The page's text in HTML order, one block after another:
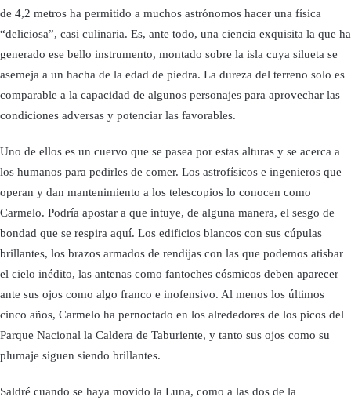
de 4,2 metros ha permitido a muchos astrónomos hacer una física
“deliciosa”, casi culinaria. Es, ante todo, una ciencia exquisita la que ha
generado ese bello instrumento, montado sobre la isla cuya silueta se
asemeja a un hacha de la edad de piedra. La dureza del terreno solo es
comparable a la capacidad de algunos personajes para aprovechar las
condiciones adversas y potenciar las favorables.
Uno de ellos es un cuervo que se pasea por estas alturas y se acerca a
los humanos para pedirles de comer. Los astrofísicos e ingenieros que
operan y dan mantenimiento a los telescopios lo conocen como
Carmelo. Podría apostar a que intuye, de alguna manera, el sesgo de
bondad que se respira aquí. Los edificios blancos con sus cúpulas
brillantes, los brazos armados de rendijas con las que podemos atisbar
el cielo inédito, las antenas como fantoches cósmicos deben aparecer
ante sus ojos como algo franco e inofensivo. Al menos los últimos
cinco años, Carmelo ha pernoctado en los alrededores de los picos del
Parque Nacional la Caldera de Taburiente, y tanto sus ojos como su
plumaje siguen siendo brillantes.
Saldré cuando se haya movido la Luna, como a las dos de la